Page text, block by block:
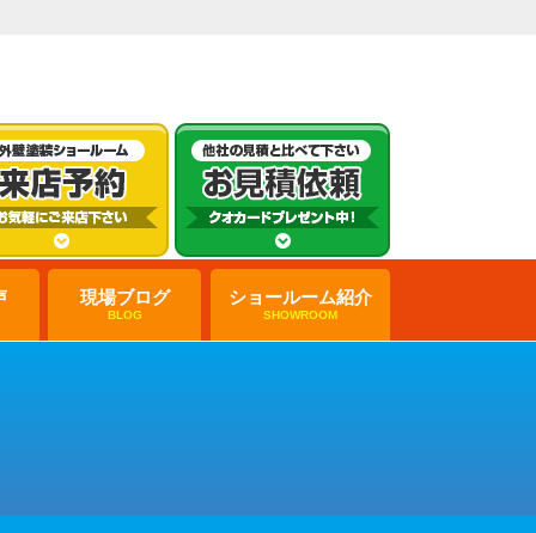
現場ブログ
BLOG
ショールーム紹介
SHOWROOM